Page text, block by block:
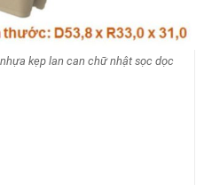
kẹp lan can chữ nhật sọc dọc